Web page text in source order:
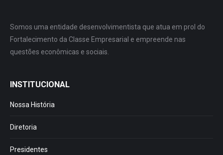
Somos uma entidade desenvolvimentista que atua em prol do
Fortalecimento da Classe Empresarial e empreende nas
questões econômicas e sociais.
INSTITUCIONAL
Nossa História
Diretoria
Presidentes